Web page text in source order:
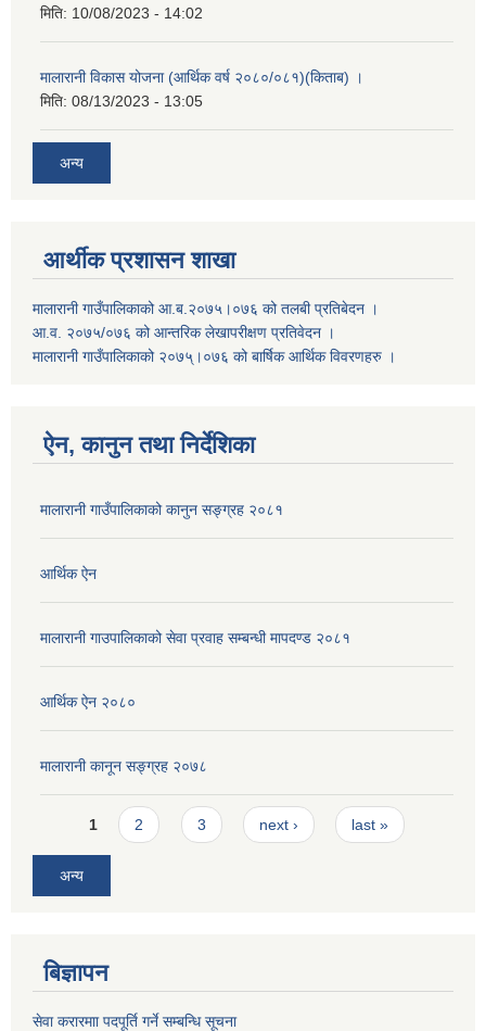
मिति: 10/08/2023 - 14:02
मालारानी विकास योजना (आर्थिक वर्ष २०८०/०८१)(किताब) ।
मिति: 08/13/2023 - 13:05
अन्य
आर्थीक प्रशासन शाखा
मालारानी गाउँपालिकाको आ.ब.२०७५।०७६ को तलबी प्रतिबेदन ।
आ.व. २०७५/०७६ को आन्तरिक लेखापरीक्षण प्रतिवेदन ।
मालारानी गाउँपालिकाको २०७५्।०७६ को बार्षिक आर्थिक विवरणहरु ।
ऐन, कानुन तथा निर्देशिका
मालारानी गाउँपालिकाको कानुन सङ्ग्रह २०८१
आर्थिक ऐन
मालारानी गाउपालिकाको सेवा प्रवाह सम्बन्धी मापदण्ड २०८१
आर्थिक ऐन २०८०
मालारानी कानून सङ्ग्रह २०७८
Pages
1 2 3 next › last »
अन्य
बिज्ञापन
सेवा करारमाा पदपूर्ति गर्ने सम्बन्धि सूचना